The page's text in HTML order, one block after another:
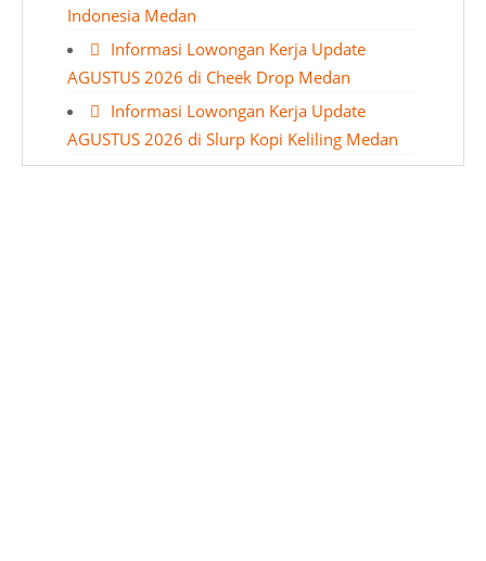
Indonesia Medan
Informasi Lowongan Kerja Update
AGUSTUS 2026 di Cheek Drop Medan
Informasi Lowongan Kerja Update
AGUSTUS 2026 di Slurp Kopi Keliling Medan